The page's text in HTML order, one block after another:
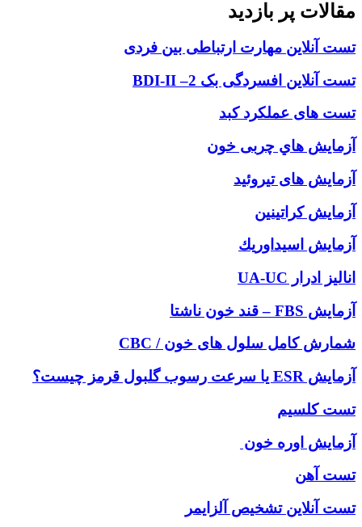
مقالات پر بازديد
تست آنلاین مهارت ارتباطی بین فردی
تست آنلاين افسردگی بک 2– BDI-II
تست های عملکرد کبد
آزمایش هاي چربی خون
آزمایش های تیروئید
آزمايش كراتينين
آزمايش اسيداوريك
انالیز ادرار UA-UC
آزمایش FBS – قند خون ناشتا
شمارش کامل سلول های خون / CBC
آزمایش ESR یا سرعت رسوب گلبول قرمز چیست؟
تست کلسیم
آزمایش اوره خون
تست آهن
تست آنلاين تشخيص آلزايمر